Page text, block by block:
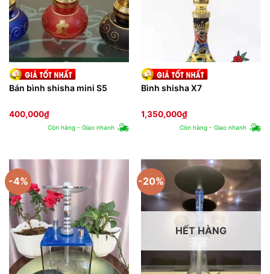
Bán bình shisha mini S5
400,000₫
Còn hàng - Giao nhanh
Bình shisha X7
1,350,000₫
Còn hàng - Giao nhanh
-4% -20%
HẾT HÀNG